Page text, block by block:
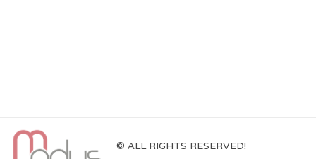
© ALL RIGHTS RESERVED!